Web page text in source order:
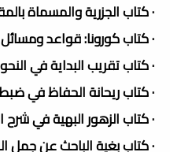
· كتاب الجزرية والمسماة
· كتاب كورونا: قواعد ومسائل
· كتاب تقريب البداية في النحو
· كتاب ريحانة الحفاظ في
· كتاب الزهور البهية في شرح
· كتاب بغية الباحث عن جمل